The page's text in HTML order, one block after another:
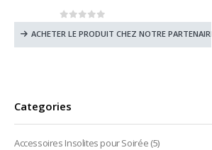
ACHETER LE PRODUIT CHEZ NOTRE PARTENAIRE
Categories
Accessoires Insolites pour Soirée(5)